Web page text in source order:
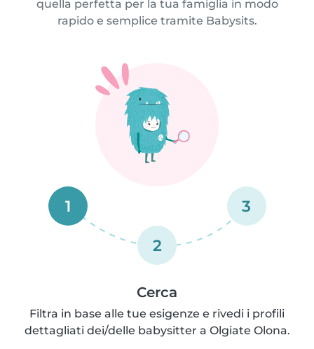
quella perfetta per la tua famiglia in modo
rapido e semplice tramite Babysits.
1
2
3
Cerca
Filtra in base alle tue esigenze e rivedi i profili
dettagliati dei/delle babysitter a Olgiate Olona.